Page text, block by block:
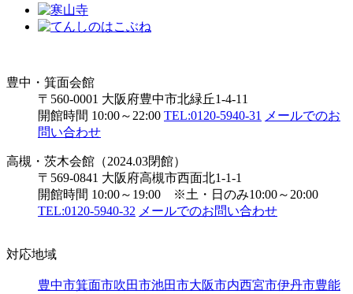
豊中・箕面会館
〒560-0001 大阪府豊中市北緑丘1-4-11
開館時間 10:00～22:00 TEL:0120-5940-31
メールでのお
問い合わせ
高槻・茨木会館（2024.03閉館）
〒569-0841 大阪府高槻市西面北1-1-1
開館時間 10:00～19:00 ※土・日のみ10:00～20:00
TEL:0120-5940-32 メールでのお問い合わせ
対応地域
豊中市箕面市吹田市池田市大阪市内西宮市伊丹市豊能